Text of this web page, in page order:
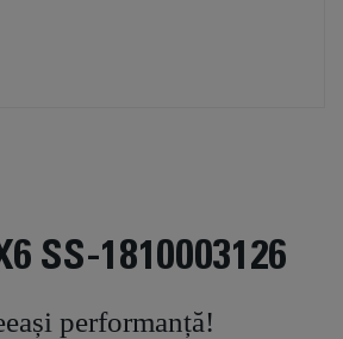
SS-1810003126
performanță!